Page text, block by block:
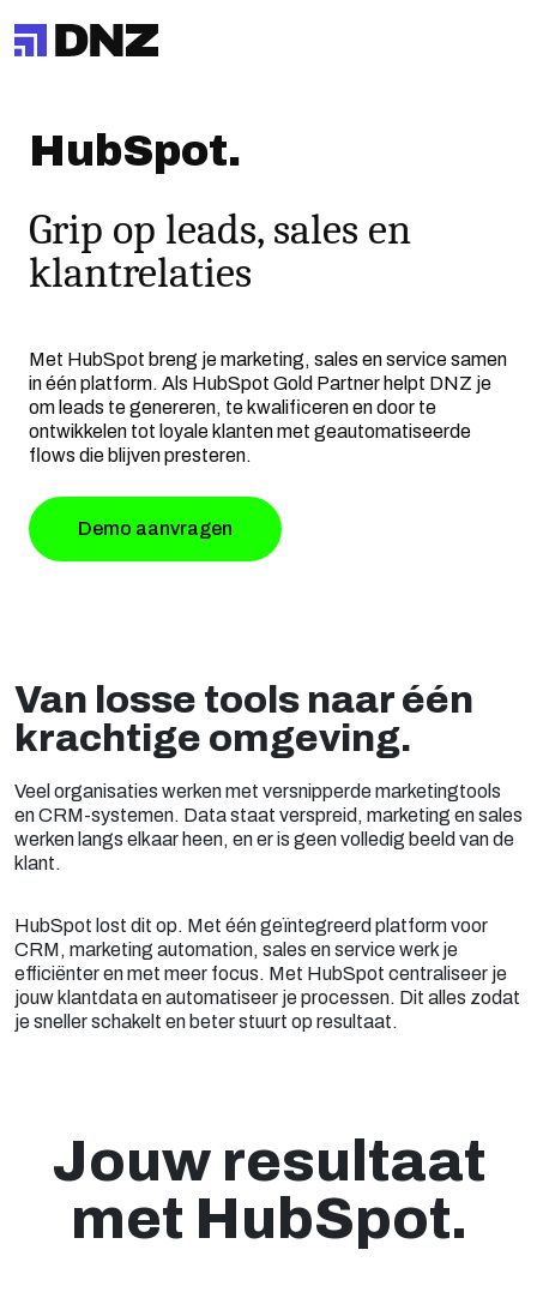
HubSpot.
Grip op leads, sales en
klantrelaties
Met HubSpot breng je marketing, sales en service samen
in één platform. Als HubSpot Gold Partner helpt DNZ je
om leads te genereren, te kwalificeren en door te
ontwikkelen tot loyale klanten met geautomatiseerde
flows die blijven presteren.
Demo aanvragen
Van losse tools naar één
krachtige omgeving.
Veel organisaties werken met versnipperde marketingtools
en CRM-systemen. Data staat verspreid, marketing en sales
werken langs elkaar heen, en er is geen volledig beeld van de
klant.
HubSpot lost dit op. Met één geïntegreerd platform voor
CRM, marketing automation, sales en service werk je
efficiënter en met meer focus. Met HubSpot centraliseer je
jouw klantdata en automatiseer je processen. Dit alles zodat
je sneller schakelt en beter stuurt op resultaat.
Jouw resultaat
met HubSpot.